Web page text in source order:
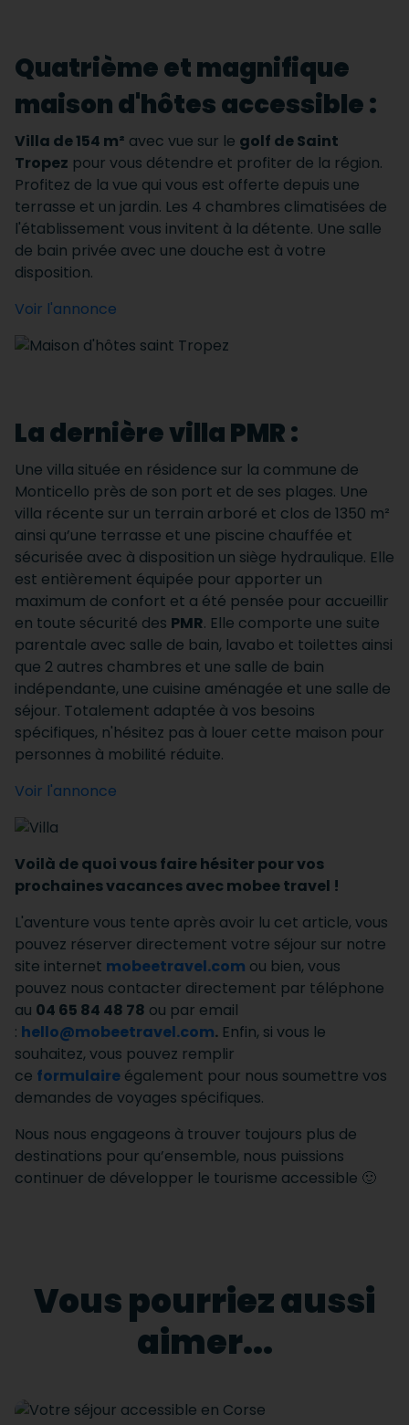
Quatrième et magnifique
maison d'hôtes accessible :
Villa de 154 m² avec vue sur le golf de Saint
Tropez pour vous détendre et profiter de la région.
Profitez de la vue qui vous est offerte depuis une
terrasse et un jardin. Les 4 chambres climatisées de
l'établissement vous invitent à la détente. Une salle
de bain privée avec une douche est à votre
disposition.
Voir l'annonce
La dernière villa PMR :
Une villa située en résidence sur la commune de
Monticello près de son port et de ses plages. Une
villa récente sur un terrain arboré et clos de 1350 m²
ainsi qu’une terrasse et une piscine chauffée et
sécurisée avec à disposition un siège hydraulique. Elle
est entièrement équipée pour apporter un
maximum de confort et a été pensée pour accueillir
en toute sécurité des PMR. Elle comporte une suite
parentale avec salle de bain, lavabo et toilettes ainsi
que 2 autres chambres et une salle de bain
indépendante, une cuisine aménagée et une salle de
séjour. Totalement adaptée à vos besoins
spécifiques, n'hésitez pas à louer cette maison pour
personnes à mobilité réduite.
Voir l'annonce
Voilà de quoi vous faire hésiter pour vos
prochaines vacances avec mobee travel !
L'aventure vous tente après avoir lu cet article, vous
pouvez réserver directement votre séjour sur notre
site internet mobeetravel.com ou bien, vous
pouvez nous contacter directement par téléphone
au 04 65 84 48 78 ou par email
: hello@mobeetravel.com. Enfin, si vous le
souhaitez, vous pouvez remplir
ce formulaire également pour nous soumettre vos
demandes de voyages spécifiques.
Nous nous engageons à trouver toujours plus de
destinations pour qu’ensemble, nous puissions
continuer de développer le tourisme accessible 🙂
Vous pourriez aussi
aimer...